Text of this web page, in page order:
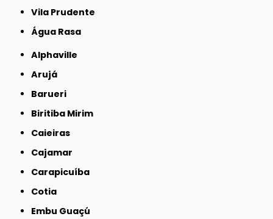
Vila Prudente
Água Rasa
Alphaville
Arujá
Barueri
Biritiba Mirim
Caieiras
Cajamar
Carapicuíba
Cotia
Embu Guaçú